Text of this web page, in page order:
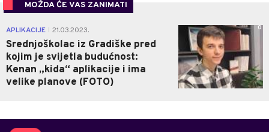
MOŽDA ĆE VAS ZANIMATI
APLIKACIJE 21.03.2023.
Srednjoškolac iz Gradiške pred
kojim je svijetla budućnost:
Kenan „kida“ aplikacije i ima
velike planove (FOTO)
0